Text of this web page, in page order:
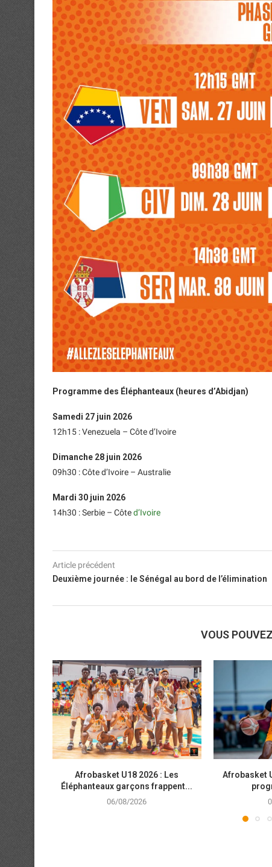
Programme des Éléphanteaux (heures d’Abidjan)
Samedi 27 juin 2026
12h15 : Venezuela – Côte d’Ivoire
Dimanche 28 juin 2026
09h30 : Côte d’Ivoire – Australie
Mardi 30 juin 2026
14h30 : Serbie – Côted’Ivoire
Article précédent
Deuxième journée : le Sénégal au bord de l’élimination
VOUS
Afrobasket U18 2026 : Les
Éléphanteaux garçons frappent...
06/08/2026
Afrobasket